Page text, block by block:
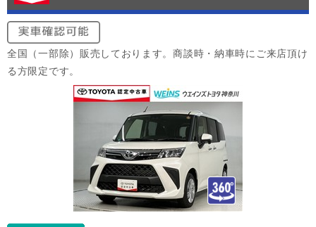
全国（一部除）販売しております。商談時・納車時にご来店頂け
る方限定です。